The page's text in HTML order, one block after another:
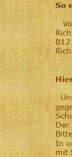
So
Der
In
mit